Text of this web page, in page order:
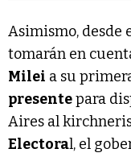
Asimismo, desde
tomarán en
Milei a su
presentepara
Aires al
Electoral, el